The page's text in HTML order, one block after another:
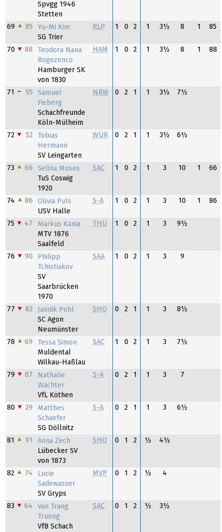
Spvgg 1946
Stetten
69 85
Yu-Mi Kim
SG Trier
RLP 1 0 2 1 3½ 8 1 85
70 88
Teodora Nana
Rogozenco
Hamburger SK
von 1830
HAM 1 0 2 1 3½ 8 1 88
71 55
Samuel
Fieberg
Schachfreunde
Köln-Mülheim
NRW 0 2 1 1 3½ 7½
72 52
Tobias
Hermann
SV Leingarten
WÜR 0 2 1 1 3½ 6½
73 66
Selina Moses
TuS Coswig
1920
SAC 1 0 2 1 3 10 1 66
74 86
Olivia Puls
USV Halle
S-A 1 0 2 1 3 10 1 86
75 47
Markus Kania
MTV 1876
Saalfeld
THÜ 1 0 2 1 3 9½
76 90
Philipp
Tchistiakov
SV
Saarbrücken
1970
SAA 1 0 2 1 3 9
77 82
Jannik Pohl
SC Agon
Neumünster
SHO 0 2 1 1 3 8½
78 69
Tessa Simon
Muldental
Wilkau-Haßlau
SAC 1 0 2 1 3 7½
79 87
Nathalie
Wächter
VfL Köthen
S-A 0 2 1 1 3 7
80 29
Matthes
Schaefer
SG Döllnitz
S-A 0 2 1 1 3 6½
81 91
Anna Zech
Lübecker SV
von 1873
SHO 0 1 2 ½ 4½
82 74
Lucie
Sadewasser
SV Gryps
MVP 0 1 2 ½ 4
83 64
Van Trang
Truong
VfB Schach
SAC 0 1 2 ½ 3½